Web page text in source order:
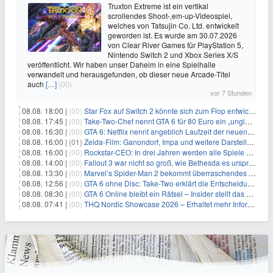
Truxton Extreme ist ein vertikal
scrollendes Shoot-‚em-up-Videospiel,
welches von Tatsujin Co. Ltd. entwickelt
geworden ist. Es wurde am 30.07.2026
von Clear River Games für PlayStation 5,
Nintendo Switch 2 und Xbox Series X/S
veröffentlicht. Wir haben unser Daheim in eine Spielhalle
verwandelt und herausgefunden, ob dieser neue Arcade-Titel
auch […] (00)
vor 7 Stunden
08.08. 18:00 | (00) Star Fox auf Switch 2 könnte sich zum Flop entwickeln
08.08. 17:45 | (00) Take-Two-Chef nennt GTA 6 für 80 Euro ein „unglaubliches Schnäppchen“
08.08. 16:30 | (00) GTA 6: Netflix nennt angeblich Laufzeit der neuen Gameplay-Präsentation
08.08. 16:00 | (01) Zelda-Film: Ganondorf, Impa und weitere Darsteller sollen feststehen
08.08. 16:00 | (00) Rockstar-CEO: In drei Jahren werden alle Spiele gestreamt
08.08. 14:00 | (00) Fallout 3 war nicht so groß, wie Bethesda es ursprünglich wollte
08.08. 13:30 | (00) Marvel’s Spider-Man 2 bekommt überraschendes PS5-Update mit gewünschter Komfortfunktion
08.08. 12:56 | (00) GTA 6 ohne Disc: Take-Two erklärt die Entscheidung für Download-Codes
08.08. 08:30 | (00) GTA 6 Online bleibt ein Rätsel – Insider stellt das neue Gerücht klar
08.08. 07:41 | (00) THQ Nordic Showcase 2026 – Erhaltet mehr Informationen